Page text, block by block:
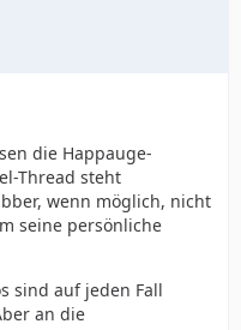
die Happauge-
Thread steht
wenn möglich, nicht
seine persönliche
sind auf jeden Fall
an die